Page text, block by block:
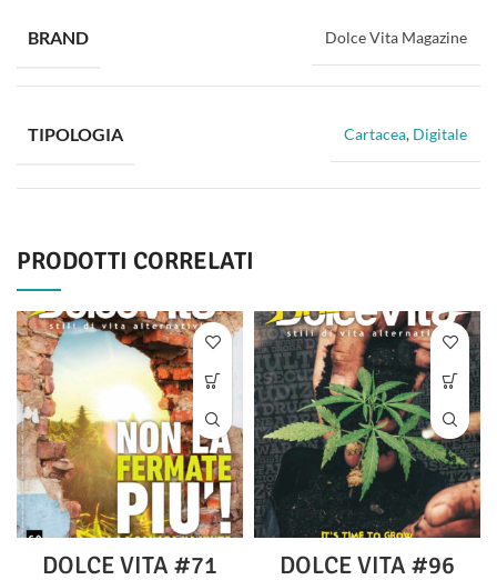
BRAND Dolce Vita Magazine
TIPOLOGIA Cartacea, Digitale
PRODOTTI CORRELATI
DOLCE VITA #71 DOLCE VITA #96